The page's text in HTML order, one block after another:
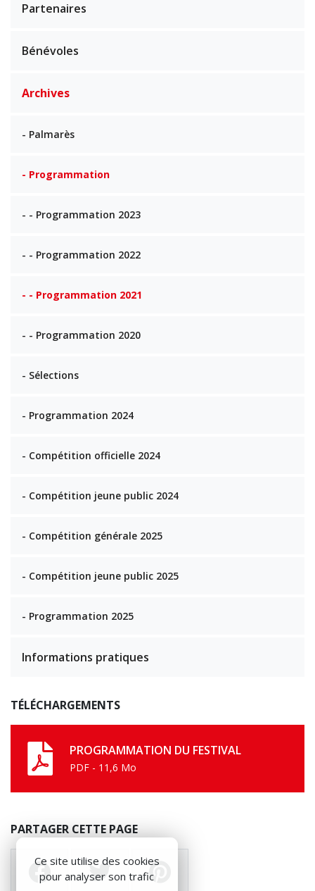
Partenaires
Bénévoles
Archives
- Palmarès
- Programmation
- - Programmation 2023
- - Programmation 2022
- - Programmation 2021
- - Programmation 2020
- Sélections
- Programmation 2024
- Compétition officielle 2024
- Compétition jeune public 2024
- Compétition générale 2025
- Compétition jeune public 2025
- Programmation 2025
Informations pratiques
TÉLÉCHARGEMENTS
PROGRAMMATION DU FESTIVAL
PDF - 11,6 Mo
PARTAGER CETTE PAGE
Ce site utilise des cookies
pour analyser son trafic